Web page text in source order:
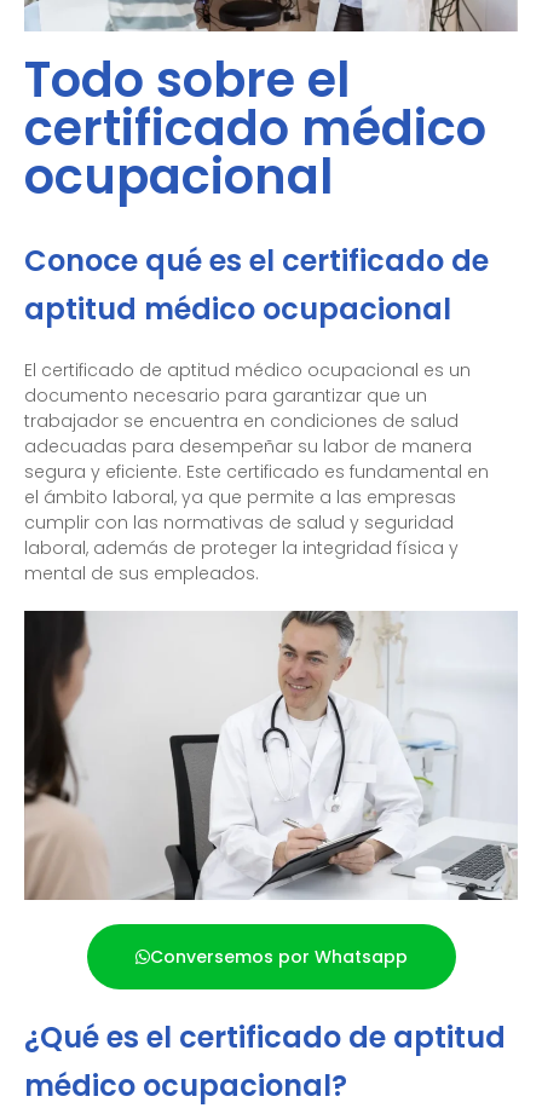
Todo sobre el
certificado médico
ocupacional
Conoce qué es el certificado de
aptitud médico ocupacional
El certificado de aptitud médico ocupacional es un
documento necesario para garantizar que un
trabajador se encuentra en condiciones de salud
adecuadas para desempeñar su labor de manera
segura y eficiente. Este certificado es fundamental en
el ámbito laboral, ya que permite a las empresas
cumplir con las normativas de salud y seguridad
laboral, además de proteger la integridad física y
mental de sus empleados.
Conversemos por Whatsapp
¿Qué es el certificado de aptitud
médico ocupacional?